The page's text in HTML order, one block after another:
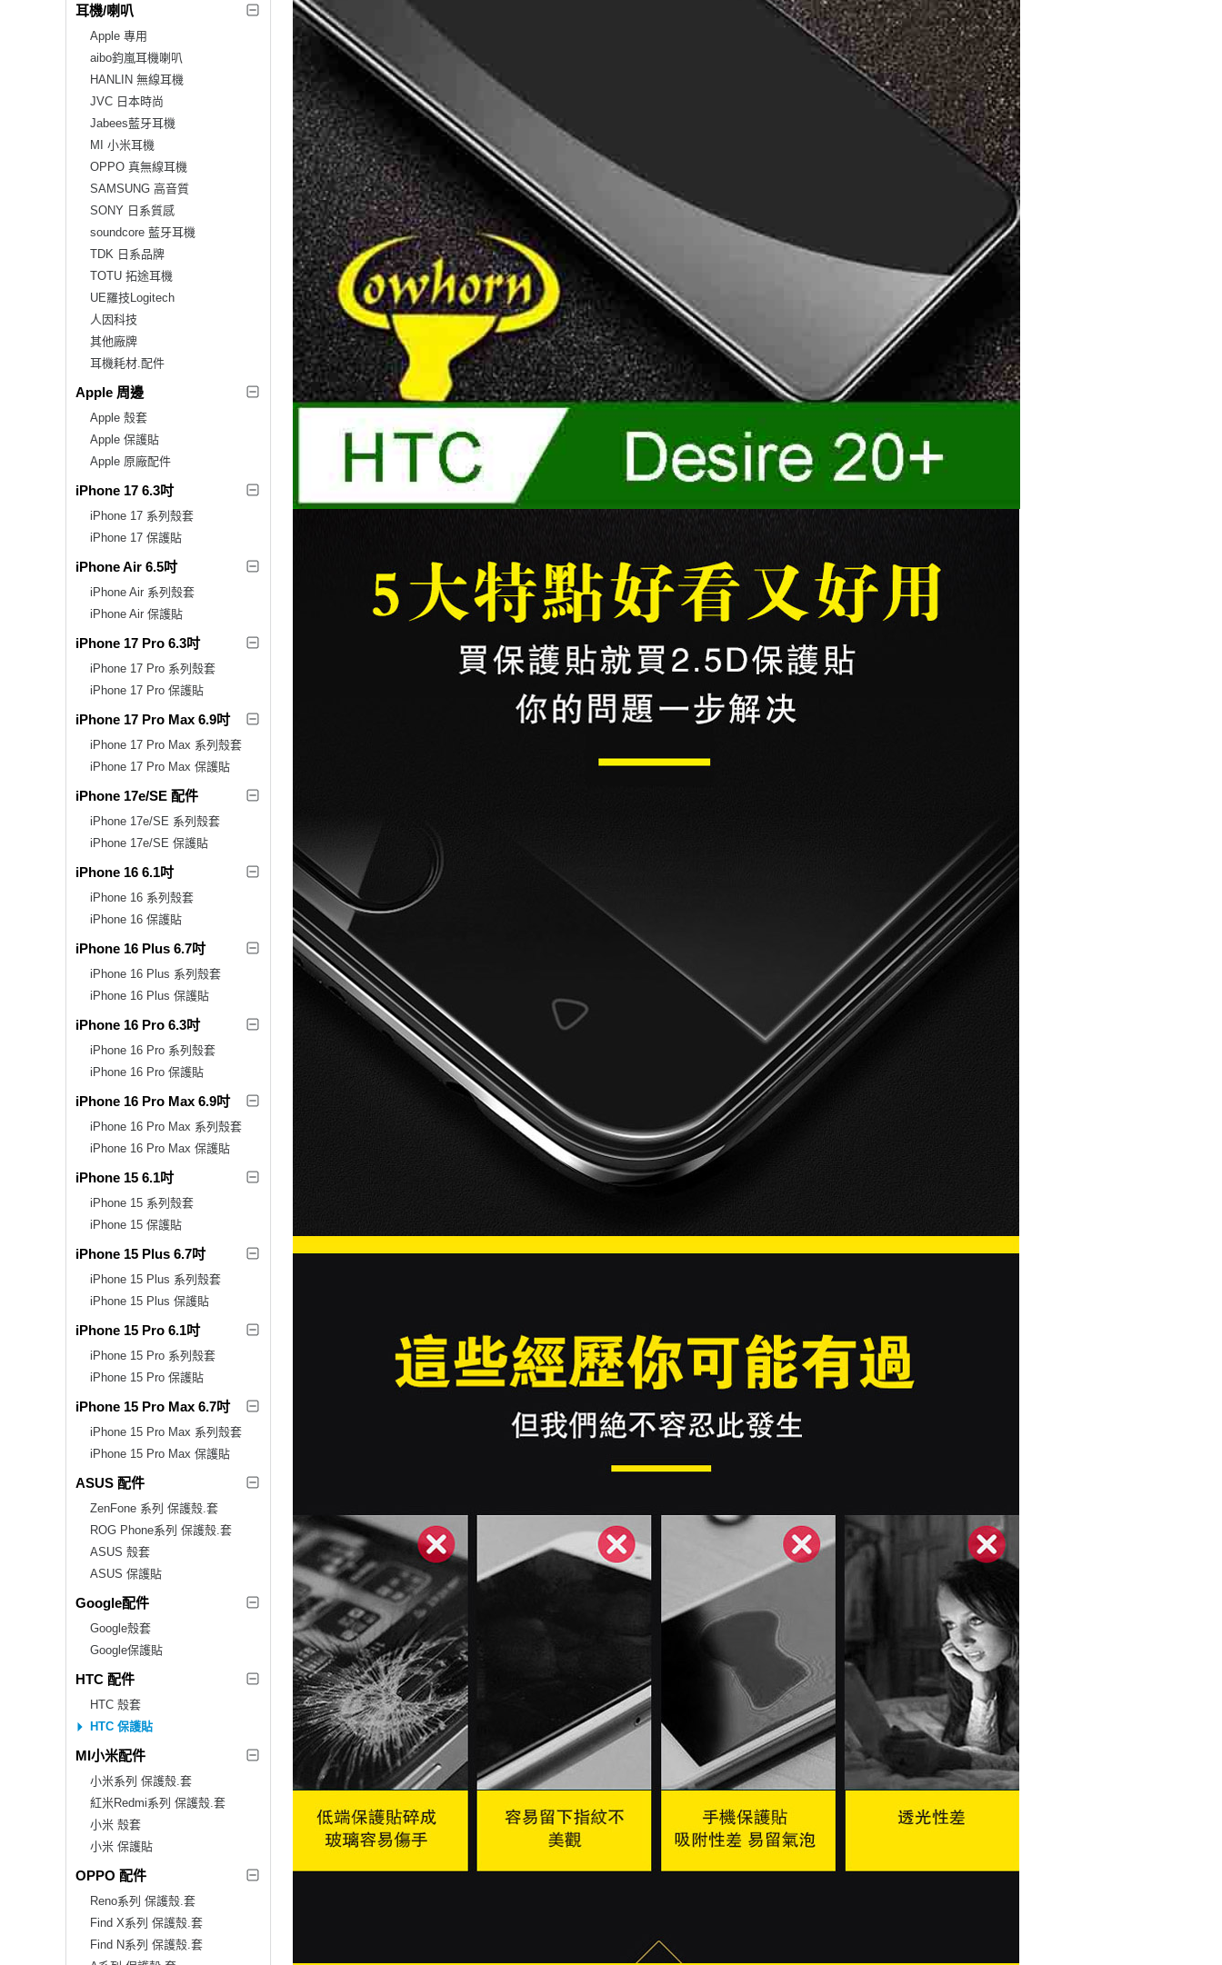
耳機/喇叭
Apple 專用
aibo鈞嵐耳機喇叭
HANLIN 無線耳機
JVC 日本時尚
Jabees藍牙耳機
MI 小米耳機
OPPO 真無線耳機
SAMSUNG 高音質
SONY 日系質感
soundcore 藍牙耳機
TDK 日系品牌
TOTU 拓途耳機
UE羅技Logitech
人因科技
其他廠牌
耳機耗材.配件
Apple 周邊
Apple 殼套
Apple 保護貼
Apple 原廠配件
iPhone 17 6.3吋
iPhone 17 系列殼套
iPhone 17 保護貼
iPhone Air 6.5吋
iPhone Air 系列殼套
iPhone Air 保護貼
iPhone 17 Pro 6.3吋
iPhone 17 Pro 系列殼套
iPhone 17 Pro 保護貼
iPhone 17 Pro Max 6.9吋
iPhone 17 Pro Max 系列殼套
iPhone 17 Pro Max 保護貼
iPhone 17e/SE 配件
iPhone 17e/SE 系列殼套
iPhone 17e/SE 保護貼
iPhone 16 6.1吋
iPhone 16 系列殼套
iPhone 16 保護貼
iPhone 16 Plus 6.7吋
iPhone 16 Plus 系列殼套
iPhone 16 Plus 保護貼
iPhone 16 Pro 6.3吋
iPhone 16 Pro 系列殼套
iPhone 16 Pro 保護貼
iPhone 16 Pro Max 6.9吋
iPhone 16 Pro Max 系列殼套
iPhone 16 Pro Max 保護貼
iPhone 15 6.1吋
iPhone 15 系列殼套
iPhone 15 保護貼
iPhone 15 Plus 6.7吋
iPhone 15 Plus 系列殼套
iPhone 15 Plus 保護貼
iPhone 15 Pro 6.1吋
iPhone 15 Pro 系列殼套
iPhone 15 Pro 保護貼
iPhone 15 Pro Max 6.7吋
iPhone 15 Pro Max 系列殼套
iPhone 15 Pro Max 保護貼
ASUS 配件
ZenFone 系列 保護殼.套
ROG Phone系列 保護殼.套
ASUS 殼套
ASUS 保護貼
Google配件
Google殼套
Google保護貼
HTC 配件
HTC 殼套
HTC 保護貼
MI小米配件
小米系列 保護殼.套
紅米Redmi系列 保護殼.套
小米 殼套
小米 保護貼
OPPO 配件
Reno系列 保護殼.套
Find X系列 保護殼.套
Find N系列 保護殼.套